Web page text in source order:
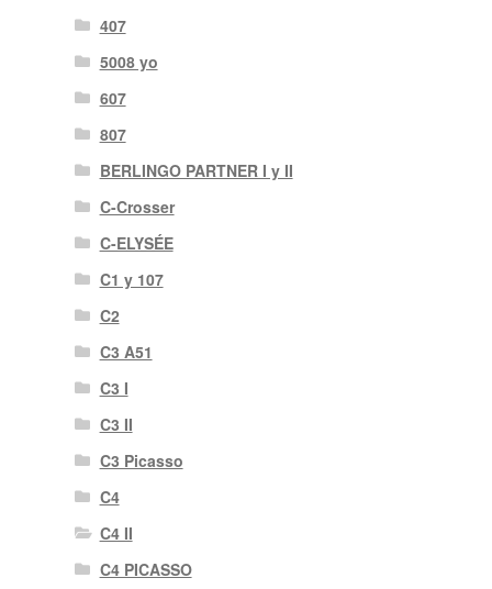
407
5008 yo
607
807
BERLINGO PARTNER I y II
C-Crosser
C-ELYSÉE
C1 y 107
C2
C3 A51
C3 I
C3 II
C3 Picasso
C4
C4 II
C4 PICASSO